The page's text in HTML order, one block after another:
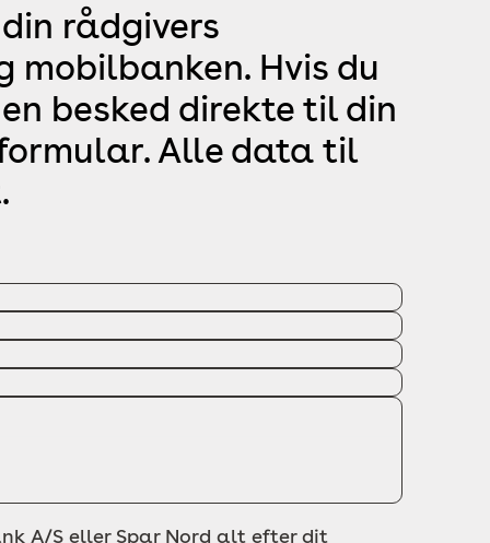
rådgivers
Hvis du
besked direkte til din
Alle data til
A/S eller Spar Nord alt efter dit